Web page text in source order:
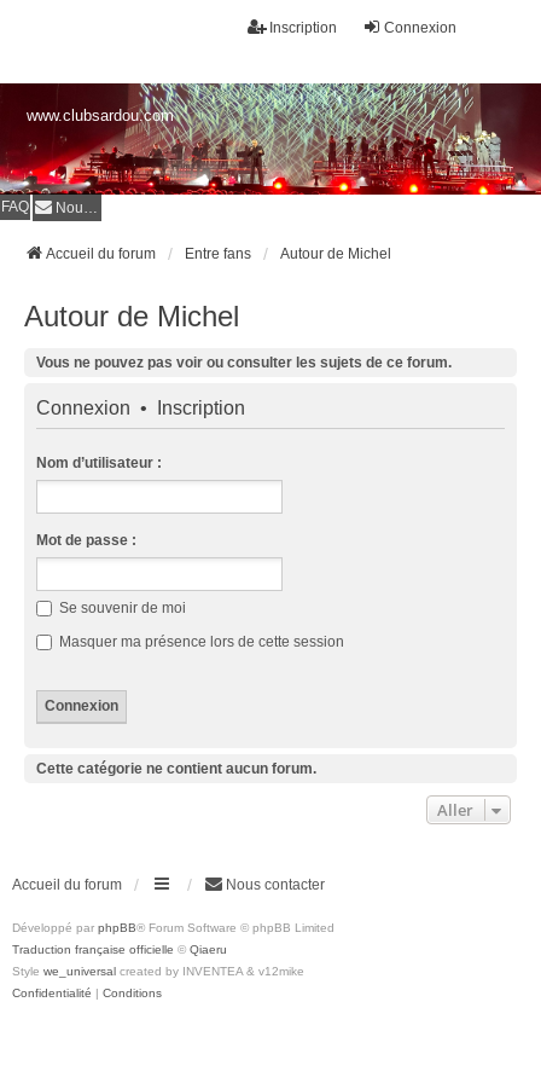
Connexion
Inscription
www.clubsardou.com
FAQ Nous contacter
Accueil du forum Entre fans Autour de Michel
Autour de Michel
Vous ne pouvez pas voir ou consulter les sujets de ce forum.
Connexion • Inscription
Nom d’utilisateur :
Mot de passe :
Se souvenir de moi
Masquer ma présence lors de cette session
Cette catégorie ne contient aucun forum.
Aller
Accueil du forum Nous contacter
Développé par phpBB® Forum Software © phpBB Limited
Traduction française officielle © Qiaeru
Style we_universal created by INVENTEA & v12mike
Confidentialité | Conditions